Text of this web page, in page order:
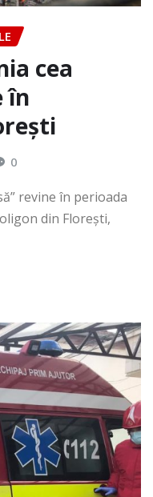
cea
în
0
revine în perioada
din Floreşti,